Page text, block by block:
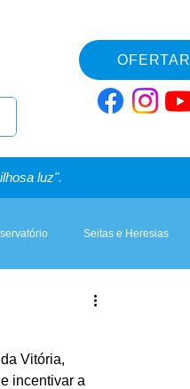
OFERTAR
luz".
Seitas e Heresias
Vitória,
incentivar a